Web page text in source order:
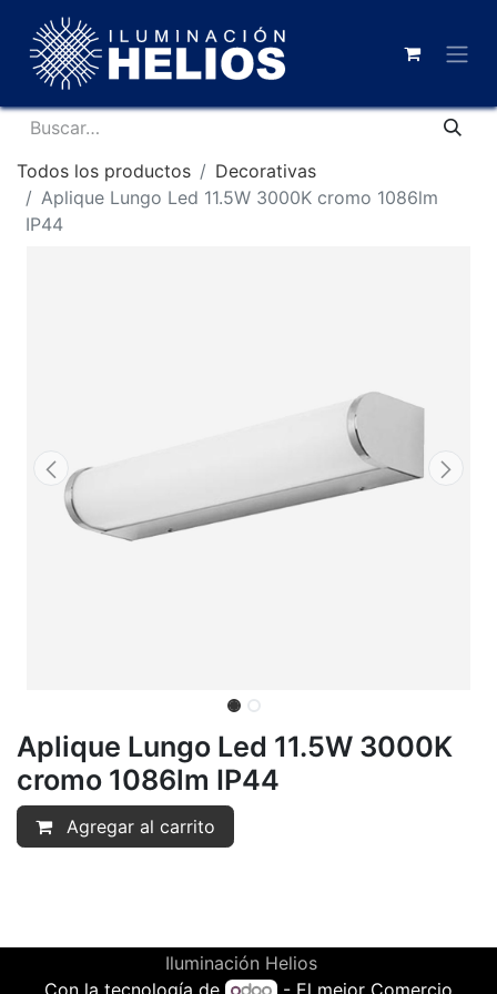
Todos los productos
Decorativas
Aplique Lungo Led 11.5W 3000K cromo 1086lm
IP44
Aplique Lungo Led 11.5W 3000K
cromo 1086lm IP44
Agregar al carrito
Iluminación Helios
Con la tecnología de
- El mejor Comercio